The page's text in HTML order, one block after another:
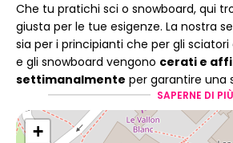
Che tu pratichi sci o snowboard, qui
giusta per le tue esigenze. La nostra
sia per i principianti che per gli
e gli snowboard vengono cerati e
settimanalmente per garantire una
ottimale, un'aderenza eccellente e il
sulle piste.
SAPERNE DI PIÙ
+